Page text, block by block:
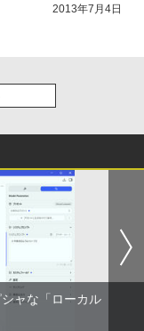
2013年7月4日
ャな「ローカル